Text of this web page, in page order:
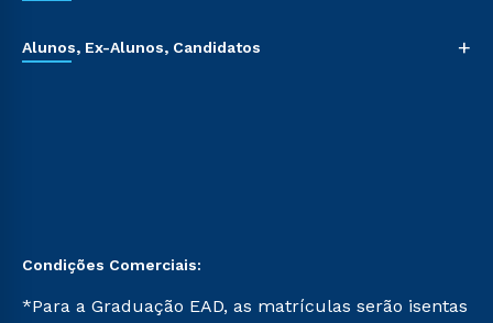
Alunos, Ex-Alunos, Candidatos +
Condições Comerciais:
*Para a Graduação EAD, as matrículas serão isentas